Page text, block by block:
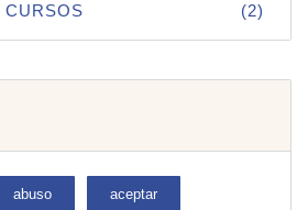
(2)
abuso aceptar